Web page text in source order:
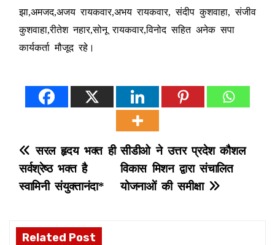
झा,अमजद,अजय रायकवार,अभय रायकवार, संदीप कुशवाहा, संजीव
कुशवाहा,रीतेश नहार,सोनू रायकवार,विनोद सहित अनेक सपा
कार्यकर्ता मौजूद रहे।
P
o
t
सीडीओ ने उत्तर प्रदेश कौशल
विकास मिशन द्वारा संचालित
योजनाओं की समीक्षा
सरल हृदय भक्त ही
सर्वश्रेष्ठ भक्त है
स्वामिनी संयुक्तानंदा*
Related Post